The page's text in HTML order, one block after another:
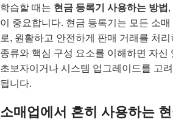
학습할 때는 현금 등록기 사용하는 방법 ,
이 중요합니다. 현금 등록기는 모든 소
로, 원활하고 안전하게 판매 거래를 처
종류와 핵심 구성 요소를 이해하면 자신
초보자이거나 시스템 업그레이드를 고
됩니다.
소매업에서 흔히 사용하는